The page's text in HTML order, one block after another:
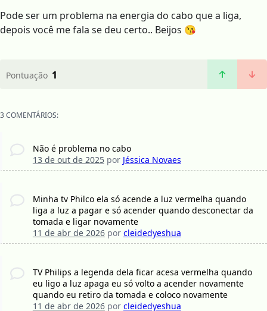
Pode ser um problema na energia do cabo que a liga,
depois você me fala se deu certo.. Beijos 😘
Pontuação 1
3 COMENTÁRIOS:
Não é problema no cabo
13 de out de 2025por Jéssica Novaes
Minha tv Philco ela só acende a luz vermelha quando
liga a luz a pagar e só acender quando desconectar da
tomada e ligar novamente
11 de abr de 2026por cleidedyeshua
TV Philips a legenda dela ficar acesa vermelha quando
eu ligo a luz apaga eu só volto a acender novamente
quando eu retiro da tomada e coloco novamente
11 de abr de 2026por cleidedyeshua